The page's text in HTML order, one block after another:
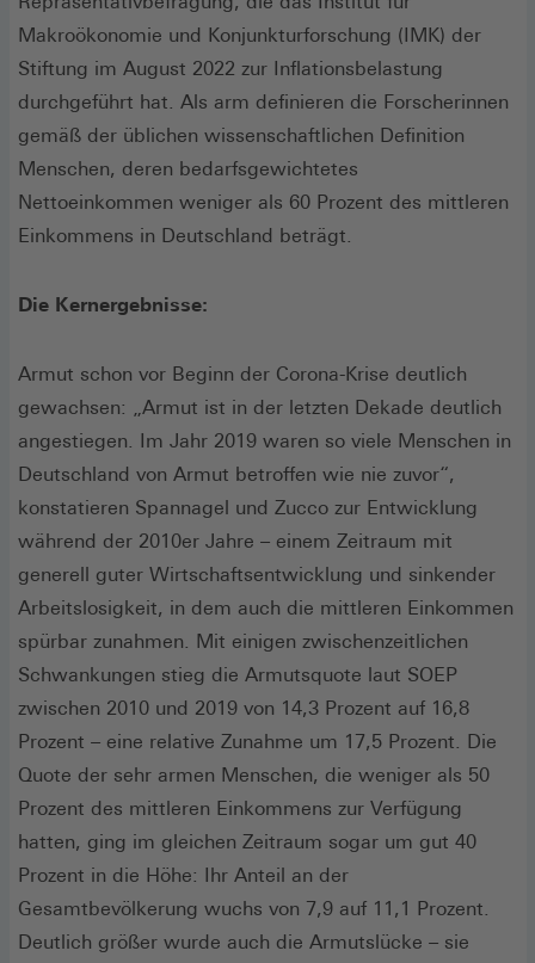
Makroökonomie und Konjunkturforschung (IMK) der
Stiftung im August 2022 zur Inflationsbelastung
durchgeführt hat. Als arm definieren die Forscherinnen
gemäß der üblichen wissenschaftlichen Definition
Menschen, deren bedarfsgewichtetes
Nettoeinkommen weniger als 60 Prozent des mittleren
Einkommens in Deutschland beträgt.
Die Kernergebnisse:
Armut schon vor Beginn der Corona-Krise deutlich
gewachsen: „Armut ist in der letzten Dekade deutlich
angestiegen. Im Jahr 2019 waren so viele Menschen in
Deutschland von Armut betroffen wie nie zuvor“,
konstatieren Spannagel und Zucco zur Entwicklung
während der 2010er Jahre – einem Zeitraum mit
generell guter Wirtschaftsentwicklung und sinkender
Arbeitslosigkeit, in dem auch die mittleren Einkommen
spürbar zunahmen. Mit einigen zwischenzeitlichen
Schwankungen stieg die Armutsquote laut SOEP
zwischen 2010 und 2019 von 14,3 Prozent auf 16,8
Prozent – eine relative Zunahme um 17,5 Prozent. Die
Quote der sehr armen Menschen, die weniger als 50
Prozent des mittleren Einkommens zur Verfügung
hatten, ging im gleichen Zeitraum sogar um gut 40
Prozent in die Höhe: Ihr Anteil an der
Gesamtbevölkerung wuchs von 7,9 auf 11,1 Prozent.
Deutlich größer wurde auch die Armutslücke – sie